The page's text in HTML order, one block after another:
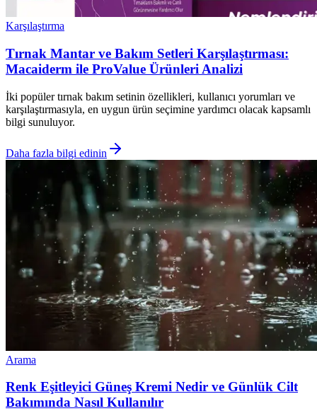
Karşılaştırma
Tırnak Mantar ve Bakım Setleri Karşılaştırması:
Macaiderm ile ProValue Ürünleri Analizi
İki popüler tırnak bakım setinin özellikleri, kullanıcı yorumları ve
karşılaştırmasıyla, en uygun ürün seçimine yardımcı olacak kapsamlı
bilgi sunuluyor.
Daha fazla bilgi edinin
Arama
Renk Eşitleyici Güneş Kremi Nedir ve Günlük Cilt
Bakımında Nasıl Kullanılır